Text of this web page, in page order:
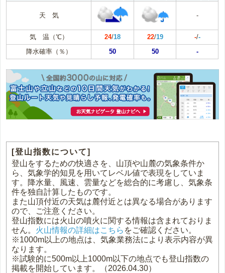
天 気 -
気 温（℃） 24/18 22/19 -/-
降水確率（％）
50 50 -
[登山指数について]
登山をするための快適さを、山頂や山麓の気象条件か
ら、気象学的知見を用いてレベル値で表現をしていま
す。降水量、風速、雲量などを総合的に考慮し、気象条
件を独自計算したものです。
また山頂付近の天気は麓付近とは異なる場合があります
ので、ご注意ください。
登山指数には火山の噴火に関する情報は含まれておりま
せん。 火山情報の詳細はこちら をご確認ください。
※1000m以上の地点は、気象業務法により表示内容が異
なります。
※試験的に500m以上1000m以下の地点でも登山指数の
掲載を開始しています。（2026.04.30）